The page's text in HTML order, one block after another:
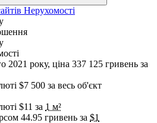
Нерухомості
2021 року, ціна 337 125 гривень за
$7 500 за весь об'єкт
$11 за 1 м²
44.95 гривень за $1